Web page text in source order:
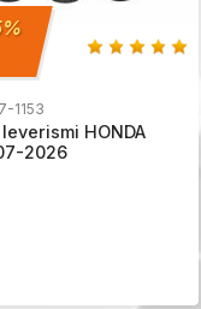
1153
HONDA
2026